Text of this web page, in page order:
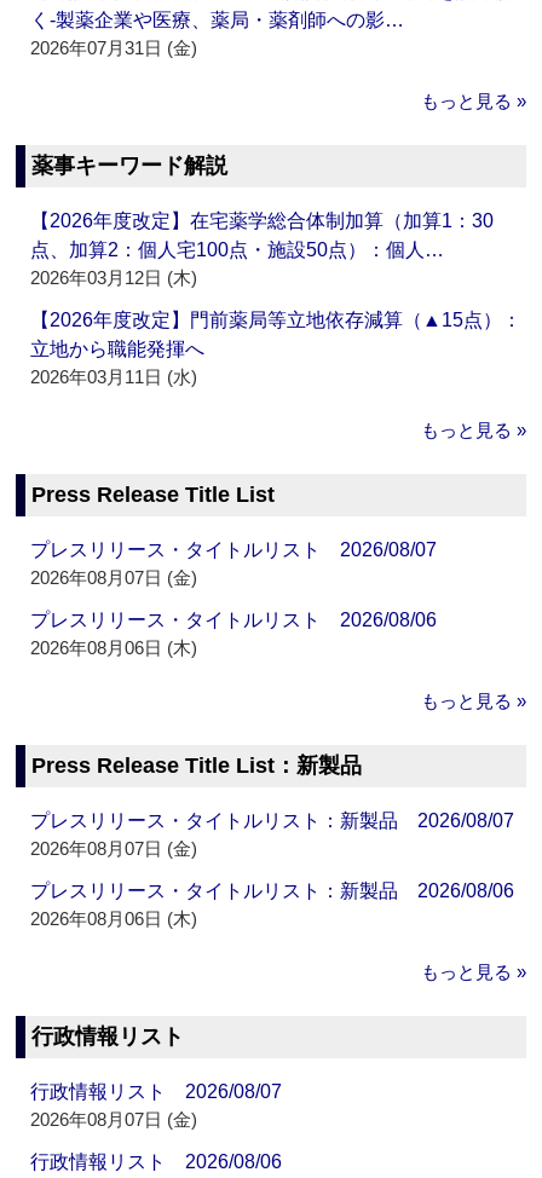
く‐製薬企業や医療、薬局・薬剤師への影…
2026年07月31日 (金)
もっと見る »
薬事キーワード解説
【2026年度改定】在宅薬学総合体制加算（加算1：30
点、加算2：個人宅100点・施設50点）：個人…
2026年03月12日 (木)
【2026年度改定】門前薬局等立地依存減算（▲15点）：
立地から職能発揮へ
2026年03月11日 (水)
もっと見る »
Press Release Title List
プレスリリース・タイトルリスト 2026/08/07
2026年08月07日 (金)
プレスリリース・タイトルリスト 2026/08/06
2026年08月06日 (木)
もっと見る »
Press Release Title List：新製品
プレスリリース・タイトルリスト：新製品 2026/08/07
2026年08月07日 (金)
プレスリリース・タイトルリスト：新製品 2026/08/06
2026年08月06日 (木)
もっと見る »
行政情報リスト
行政情報リスト 2026/08/07
2026年08月07日 (金)
行政情報リスト 2026/08/06